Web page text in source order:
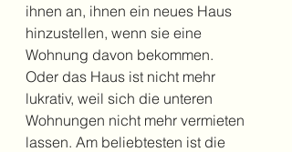
ihnen an, ihnen ein neues Haus
hinzustellen, wenn sie eine
Wohnung davon bekommen.
Oder das Haus ist nicht mehr
lukrativ, weil sich die unteren
Wohnungen nicht mehr vermieten
lassen. Am beliebtesten ist die